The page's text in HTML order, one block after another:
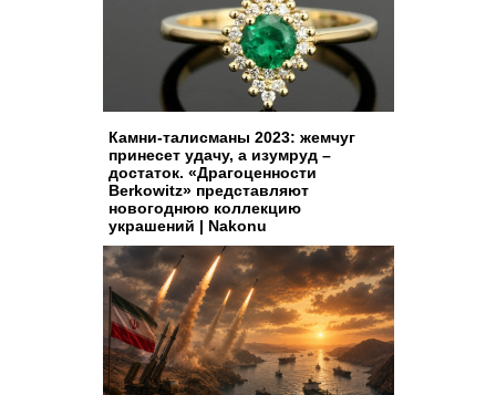
Камни-талисманы 2023: жемчуг
принесет удачу, а изумруд –
достаток. «Драгоценности
Berkowitz» представляют
новогоднюю коллекцию
украшений | Nakonu